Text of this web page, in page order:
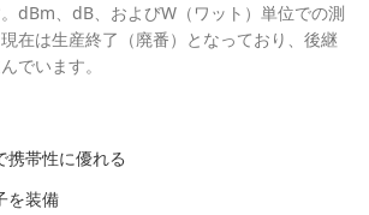
dBm、dB、およびW（ワット）単位での測
在は生産終了（廃番）となっており、後継
でいます。
携帯性に優れる
を装備